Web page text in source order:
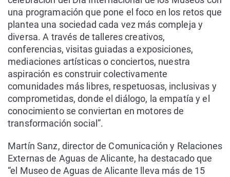
una programación que pone el foco en los retos que
plantea una sociedad cada vez más compleja y
diversa. A través de talleres creativos,
conferencias, visitas guiadas a exposiciones,
mediaciones artísticas o conciertos, nuestra
aspiración es construir colectivamente
comunidades más libres, respetuosas, inclusivas y
comprometidas, donde el diálogo, la empatía y el
conocimiento se conviertan en motores de
transformación social”.
Martín Sanz, director de Comunicación y Relaciones
Externas de Aguas de Alicante, ha destacado que
“el Museo de Aguas de Alicante lleva más de 15